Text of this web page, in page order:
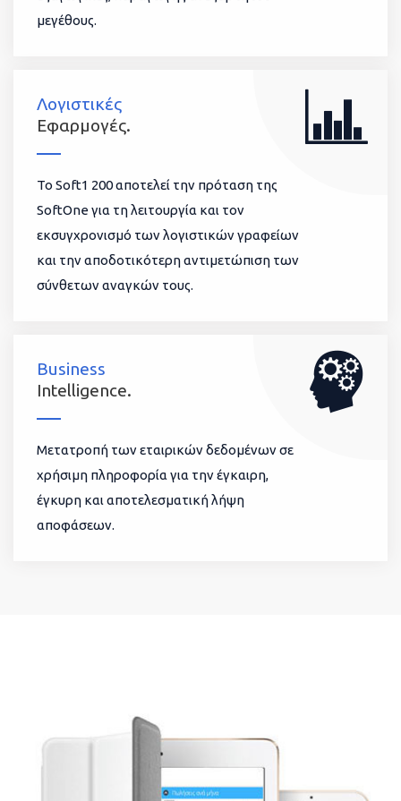
μεγέθους.
Λογιστικές
Εφαρμογές.
To Soft1 200 αποτελεί την πρόταση της
SoftOne για τη λειτουργία και τον
εκσυγχρονισμό των λογιστικών γραφείων
και την αποδοτικότερη αντιμετώπιση των
σύνθετων αναγκών τους.
Business
Intelligence.
Μετατροπή των εταιρικών δεδομένων σε
χρήσιμη πληροφορία για την έγκαιρη,
έγκυρη και αποτελεσματική λήψη
αποφάσεων.